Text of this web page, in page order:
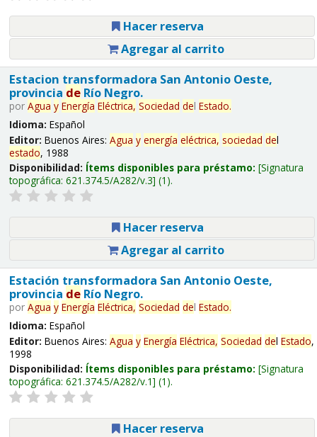
Hacer reserva
Agregar al carrito
Estacion transformadora San Antonio Oeste,
provincia deRío Negro.
por Agua y Energía Eléctrica, Sociedad del Estado.
Idioma: Español
Editor: Buenos Aires: Agua y energía eléctrica, sociedad del
estado, 1988
Disponibilidad: Ítems disponibles para préstamo: Signatura
topográfica: 621.374.5/A282/v.3 (1).
Hacer reserva
Agregar al carrito
Estación transformadora San Antonio Oeste,
provincia deRío Negro.
por Agua y Energía Eléctrica, Sociedad del Estado.
Idioma: Español
Editor: Buenos Aires: Agua y Energía Eléctrica, Sociedad del Estado,
1998
Disponibilidad: Ítems disponibles para préstamo: Signatura
topográfica: 621.374.5/A282/v.1 (1).
Hacer reserva